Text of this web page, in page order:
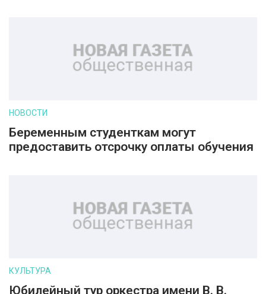
НОВОСТИ
Беременным студенткам могут
предоставить отсрочку оплаты обучения
КУЛЬТУРА
Юбилейный тур оркестра имени В. В.